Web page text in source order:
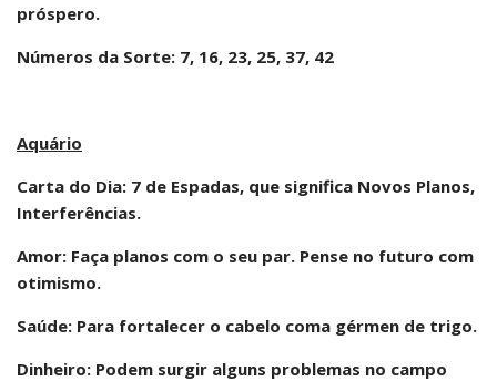
próspero.
Números da Sorte: 7, 16, 23, 25, 37, 42
Aquário
Carta do Dia: 7 de Espadas, que significa Novos Planos,
Interferências.
Amor: Faça planos com o seu par. Pense no futuro com
otimismo.
Saúde: Para fortalecer o cabelo coma gérmen de trigo.
Dinheiro: Podem surgir alguns problemas no campo